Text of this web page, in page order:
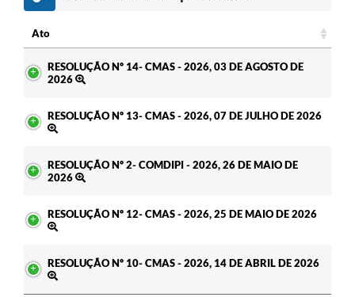
Ato
RESOLUÇÃO Nº 14- CMAS - 2026, 03 DE AGOSTO DE
2026
RESOLUÇÃO Nº 13- CMAS - 2026, 07 DE JULHO DE 2026
RESOLUÇÃO Nº 2- COMDIPI - 2026, 26 DE MAIO DE
2026
RESOLUÇÃO Nº 12- CMAS - 2026, 25 DE MAIO DE 2026
RESOLUÇÃO Nº 10- CMAS - 2026, 14 DE ABRIL DE 2026